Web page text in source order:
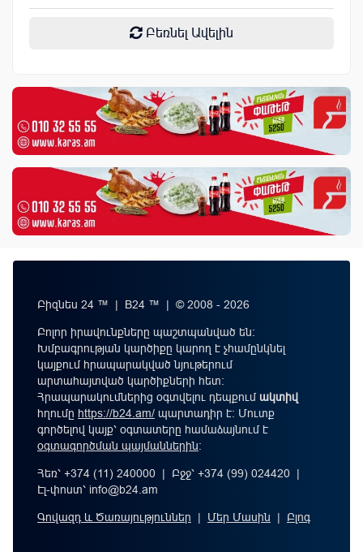
Բեռնել Ավելին
Բիզնես 24 ™ | B24 ™ | © 2008 - 2026
Բոլոր իրավունքները պաշտպանված են:
Խմբագրության կարծիքը կարող է չհամընկնել
կայքում հրապարակված նյութերում
արտահայտված կարծիքների հետ:
Հրապարակումներից օգտվելու դեպքումակտիվ
հղումը https://b24.am/ պարտադիր է: Մուտք
գործելով կայք՝ օգտատերը համաձայնում է
օգտագործման պայմաններին։
Հեռ՝ +374 (11) 240000 | Բջջ՝ +374 (99) 024420 |
Էլ-փոստ՝ info@b24.am
Գովազդ և Ծառայություններ | Մեր Մասին | Բլոգ